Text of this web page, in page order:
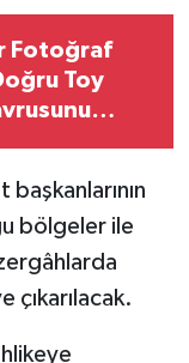
Fotoğraf
Toy
bölgeler ile